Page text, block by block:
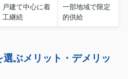
戸建て中心に着
工継続
一部地域で限定
的供給
ぶメリット・デメリッ